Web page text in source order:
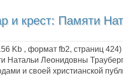
и крест: Памяти
Kb , формат fb2, страниц 424
Натальи Леонидовны
и своей христианской